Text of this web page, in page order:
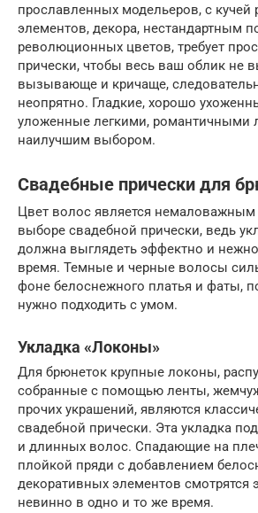
прославленных модельеров, с кучей
элементов, декора, нестандартным
революционных цветов, требует
прически, чтобы весь ваш облик не
вызывающе и кричаще,
неопрятно. Гладкие, хорошо
уложенные легкими, романтичными
наилучшим выбором.
Свадебные прически для
Цвет волос является
выборе свадебной прически, ведь
должна выглядеть эффектно и
время. Темные и черные волосы
фоне белоснежного платья и фаты,
нужно подходить с умом.
Укладка «Локоны»
Для брюнеток крупные локоны,
собранные с помощью ленты,
прочих украшений, являются
свадебной прически. Эта укладка
и длинных волос. Спадающие на
плойкой пряди с добавлением
декоративных элементов смотрятся
невинно в одно и то же время.